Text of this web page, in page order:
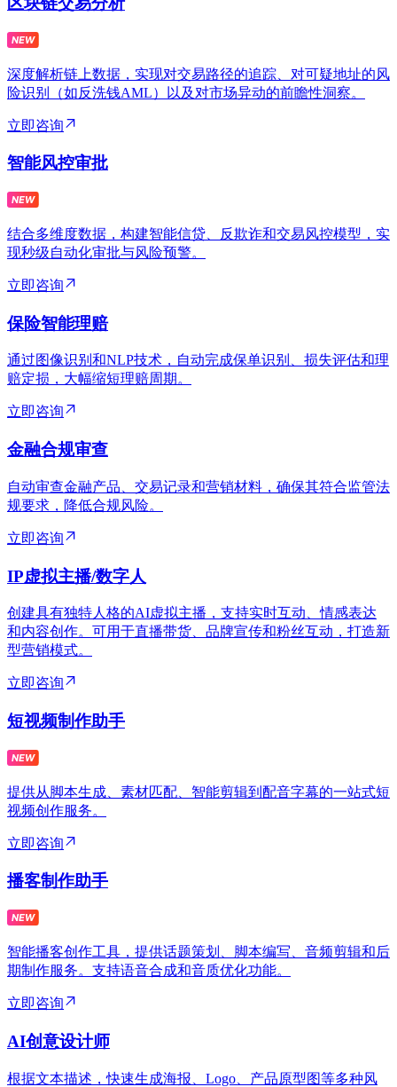
深度解析链上数据，实现对交易路径的追踪、对可疑地址的风
险识别（如反洗钱AML）以及对市场异动的前瞻性洞察。
立即咨询
智能风控审批
结合多维度数据，构建智能信贷、反欺诈和交易风控模型，实
现秒级自动化审批与风险预警。
立即咨询
保险智能理赔
通过图像识别和NLP技术，自动完成保单识别、损失评估和理
赔定损，大幅缩短理赔周期。
立即咨询
金融合规审查
自动审查金融产品、交易记录和营销材料，确保其符合监管法
规要求，降低合规风险。
立即咨询
IP虚拟主播/数字人
创建具有独特人格的AI虚拟主播，支持实时互动、情感表达
和内容创作。可用于直播带货、品牌宣传和粉丝互动，打造新
型营销模式。
立即咨询
短视频制作助手
提供从脚本生成、素材匹配、智能剪辑到配音字幕的一站式短
视频创作服务。
立即咨询
播客制作助手
智能播客创作工具，提供话题策划、脚本编写、音频剪辑和后
期制作服务。支持语音合成和音质优化功能。
立即咨询
AI创意设计师
根据文本描述，快速生成海报、Logo、产品原型图等多种风